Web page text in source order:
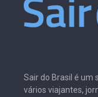
Sair do Brasil é um
vários viajantes,